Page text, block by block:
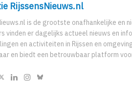
RijssensNieuws.nl
is de grootste onafhankelijke en
vinden er dagelijks actueel nieuws en
en activiteiten in Rijssen en
en biedt een betrouwbaar platform